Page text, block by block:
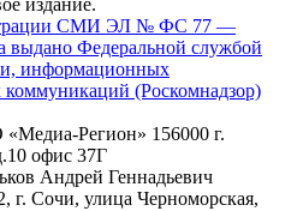
издание.
СМИ ЭЛ № ФС 77 —
выдано Федеральной службой
информационных
(Роскомнадзор)
Регион» 156000 г.
офис 37Г
Андрей Геннадьевич
г. Сочи, улица Черноморская,